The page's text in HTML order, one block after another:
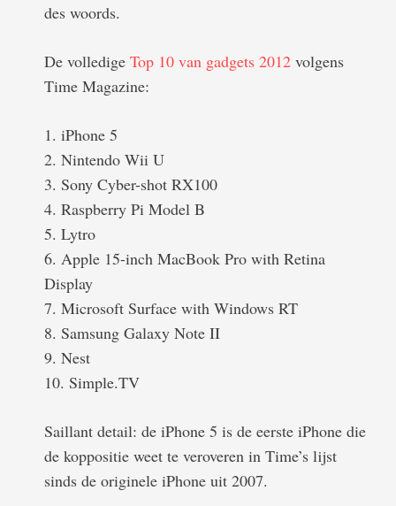
des woords.
De volledige Top 10 van gadgets 2012 volgens
Time Magazine:
1. iPhone 5
2. Nintendo Wii U
3. Sony Cyber-shot RX100
4. Raspberry Pi Model B
5. Lytro
6. Apple 15-inch MacBook Pro with Retina
Display
7. Microsoft Surface with Windows RT
8. Samsung Galaxy Note II
9. Nest
10. Simple.TV
Saillant detail: de iPhone 5 is de eerste iPhone die
de koppositie weet te veroveren in Time’s lijst
sinds de originele iPhone uit 2007.